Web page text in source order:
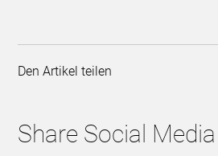
Den Artikel teilen
Share Social Media